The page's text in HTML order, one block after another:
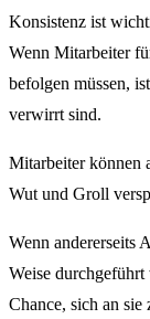
Konsistenz ist
Wenn Mitarbeiter
befolgen müssen,
verwirrt sind.
Mitarbeiter können
Wut und Groll
Wenn andererseits
Weise
Chance, sich an sie